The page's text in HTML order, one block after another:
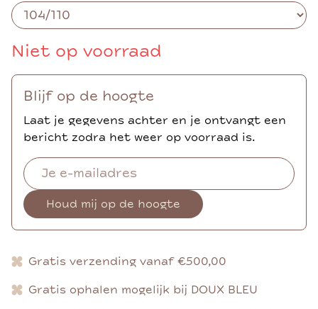
Niet op voorraad
Blijf op de hoogte
Laat je gegevens achter en je ontvangt een
bericht zodra het weer op voorraad is.
Houd mij op de hoogte
Gratis verzending vanaf €500,00
Gratis ophalen mogelijk bij DOUX BLEU